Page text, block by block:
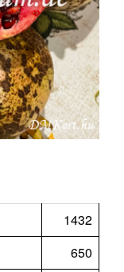
1432
650